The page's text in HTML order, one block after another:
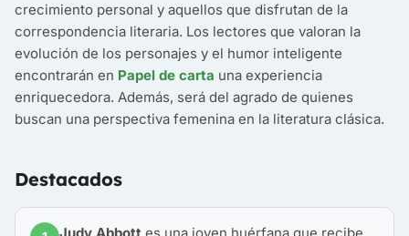
crecimiento personal y aquellos que disfrutan de la
correspondencia literaria. Los lectores que valoran la
evolución de los personajes y el humor inteligente
encontrarán en Papel de carta una experiencia
enriquecedora. Además, será del agrado de quienes
buscan una perspectiva femenina en la literatura clásica.
Destacados